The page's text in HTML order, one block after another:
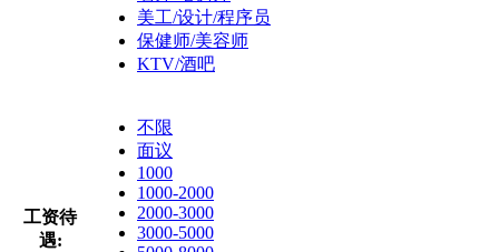
美工/设计/程序员
保健师/美容师
KTV/酒吧
工资待
遇:
不限
面议
1000
1000-2000
2000-3000
3000-5000